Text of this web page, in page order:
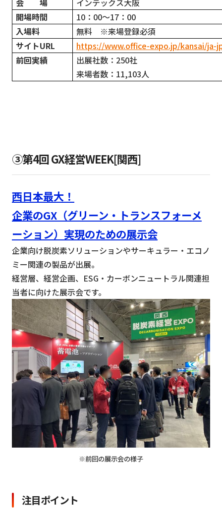
会 場
インテックス大阪
開場時間
10 ：00～17：00
入場料
無料 ※来場登録必須
サイトURL
https://www.office-expo.jp/kansai/ja-
前回実績
出展社数：250社
来場者数：11,103人
③第4回 GX経営WEEK[関西]
西日本最大！
企業のGX（グリーン・トランスフォーメ
ーション）実現のための展示会
企業向け脱炭素ソリューションやサーキュラー・エコノ
ミー関連の製品が出展。
経営層、経営企画、ESG・カーボンニュートラル関連担
当者に向けた展示会です。
※前回の展示会の様子
注目ポイント